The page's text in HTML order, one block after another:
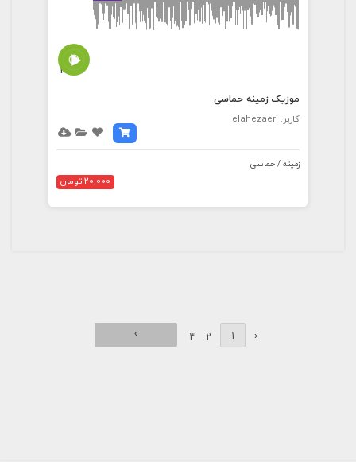
2:00
موزیک زمینه حماسی
کاربر: elahezaeri
زمینه / حماسی
20,000 تومان
‹
1
2
3
›